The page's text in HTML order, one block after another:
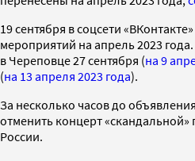
19 сентября в соцсети
мероприятий на апрель 2023
в Череповце 27 сентября (на 9
(на 13 апреля 2023 года).
За несколько часов до
отменить концерт
России.